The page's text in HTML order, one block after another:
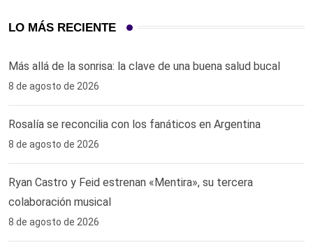
LO MÁS RECIENTE
Más allá de la sonrisa: la clave de una buena salud bucal
8 de agosto de 2026
Rosalía se reconcilia con los fanáticos en Argentina
8 de agosto de 2026
Ryan Castro y Feid estrenan «Mentira», su tercera
colaboración musical
8 de agosto de 2026